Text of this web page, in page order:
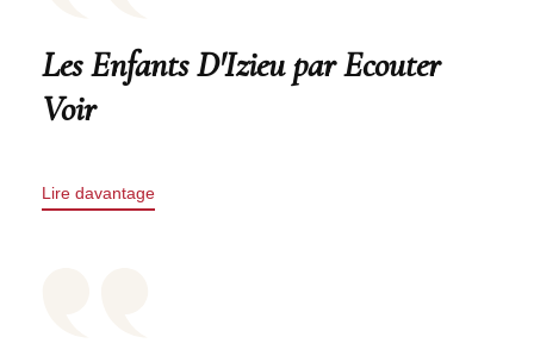
Les Enfants D'Izieu par Ecouter
Voir
Lire davantage